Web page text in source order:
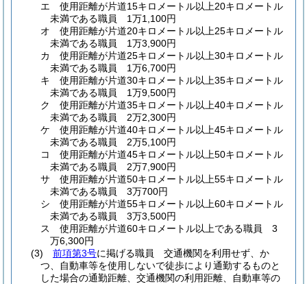
エ
使用距離が片道15キロメートル以上20キロメートル
未満である職員 1万1,100円
オ
使用距離が片道20キロメートル以上25キロメートル
未満である職員 1万3,900円
カ
使用距離が片道25キロメートル以上30キロメートル
未満である職員 1万6,700円
キ
使用距離が片道30キロメートル以上35キロメートル
未満である職員 1万9,500円
ク
使用距離が片道35キロメートル以上40キロメートル
未満である職員 2万2,300円
ケ
使用距離が片道40キロメートル以上45キロメートル
未満である職員 2万5,100円
コ
使用距離が片道45キロメートル以上50キロメートル
未満である職員 2万7,900円
サ
使用距離が片道50キロメートル以上55キロメートル
未満である職員 3万700円
シ
使用距離が片道55キロメートル以上60キロメートル
未満である職員 3万3,500円
ス
使用距離が片道60キロメートル以上である職員 3
万6,300円
(3)
前項第3号に掲げる職員 交通機関を利用せず、か
つ、自動車等を使用しないで徒歩により通勤するものと
した場合の通勤距離、交通機関の利用距離、自動車等の